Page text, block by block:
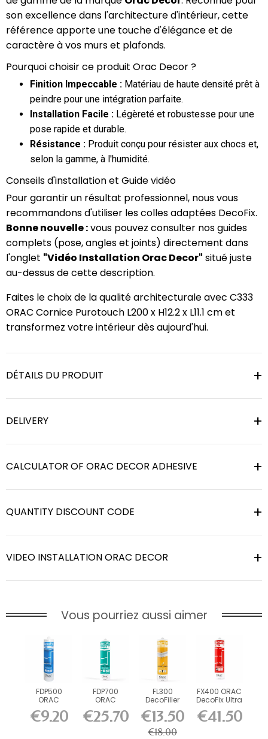
son excellence dans l'architecture d'intérieur, cette
référence apporte une touche d'élégance et de
caractère à vos murs et plafonds.
Pourquoi choisir ce produit Orac Decor ?
Finition Impeccable : Matériau de haute densité prêt à
peindre pour une intégration parfaite.
Installation Facile : Légèreté et robustesse pour une
pose rapide et durable.
Résistance : Produit conçu pour résister aux chocs et,
selon la gamme, à l'humidité.
Conseils d'installation et Guide vidéo
Pour garantir un résultat professionnel, nous vous
recommandons d'utiliser les colles adaptées DecoFix.
Bonne nouvelle :vous pouvez consulter nos guides
complets (pose, angles et joints) directement dans
l'onglet "Vidéo Installation Orac Decor" situé juste
au-dessus de cette description.
Faites le choix de la qualité architecturale avec C333
ORAC Cornice Purotouch L200 x H12.2 x L11.1 cm et
transformez votre intérieur dès aujourd'hui.
DÉTAILS DU PRODUIT
DELIVERY
CALCULATOR OF ORAC DECOR ADHESIVE
QUANTITY DISCOUNT CODE
VIDEO INSTALLATION ORAC DECOR
Vous pourriez aussi aimer
FDP500
ORAC
DecoFix Pro
310 ml
€9.20
FDP700
ORAC
DecoFix
Power 290
ml
€25.70
FL300
DecoFiller
€13.50
€18.00
FX400 ORAC
DecoFix Ultra
€41.50